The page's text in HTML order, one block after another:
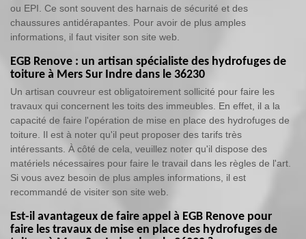
ou EPI. Ce sont souvent des harnais de sécurité et des
chaussures antidérapantes. Pour avoir de plus amples
informations, il faut visiter son site web.
EGB Renove : un artisan spécialiste des hydrofuges de
toiture à Mers Sur Indre dans le 36230
Un artisan couvreur est obligatoirement sollicité pour faire les
travaux qui concernent les toits des immeubles. En effet, il a la
capacité de faire l'opération de mise en place des hydrofuges de
toiture. Il est à noter qu'il peut proposer des tarifs très
intéressants. À côté de cela, veuillez noter qu'il dispose des
matériels nécessaires pour faire le travail dans les règles de l'art.
Si vous avez besoin de plus amples informations, il est
recommandé de visiter son site web.
Est-il avantageux de faire appel à EGB Renove pour
faire les travaux de mise en place des hydrofuges de